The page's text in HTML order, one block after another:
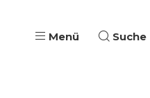
Menü
Suche